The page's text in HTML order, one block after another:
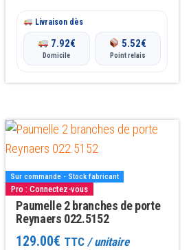
page
produit
Livraison dès
7.92€
Domicile
5.52€
Point relais
Sur commande - Stock fabricant
Pro : Connectez-vous
Paumelle 2 branches de porte
Reynaers 022.5152
129.00€ TTC / unitaire
Ce
produit
plusieurs
variations.
Les
options